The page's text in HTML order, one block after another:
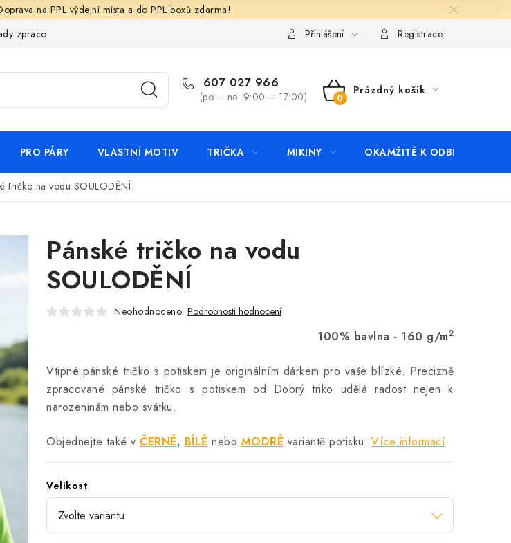
na PPL výdejní místa a do PPL boxů zdarma!
zpracování ochrany osobních údajů KontaktyPřihlášení Registrace
607 027 966
(po – ne: 9:00 – 17:00)
NÁKUPNÍ
Prázdný košík
PRO PÁRY VLASTNÍ MOTIV TRIČKA MIKINY OKAMŽITĚ K ODBĚRU
tričko na vodu SOULODĚNÍ
Pánské tričko na vodu
SOULODĚNÍ
Neohodnoceno Podrobnosti hodnocení
100% bavlna - 160 g/m2
Vtipné pánské tričko s potiskem je originálním dárkem pro vaše blízké. Precizně
zpracované pánské tričko s potiskem od Dobrý triko udělá radost nejen k
narozeninám nebo svátku.
Objednejte také v ČERNÉ, BÍLÉ nebo MODRÉ variantě potisku. Více informací
Velikost